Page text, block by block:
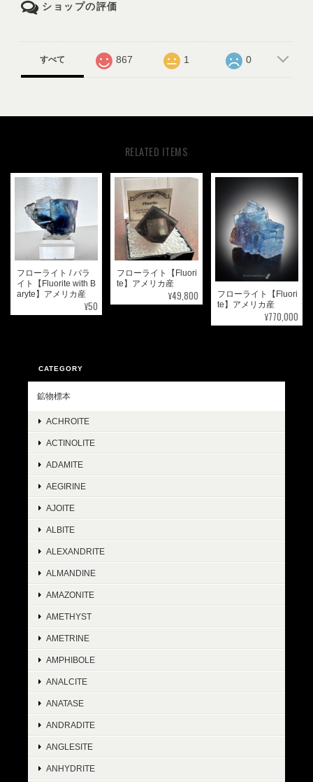
ショップの評価
すべて 867 1 0
RELATED ITEMS
フローライト / バラ
イト【Fluorite with B
aryte】アメリカ産
¥50
フローライト【Fluori
te】アメリカ産
¥49,800
フローライト【Fluori
te】アメリカ産
¥770,000
CATEGORY
鉱物標本
ACHROITE
ACTINOLITE
ADAMITE
AEGIRINE
AJOITE
ALBITE
ALEXANDRITE
ALMANDINE
AMAZONITE
AMETHYST
AMETRINE
AMPHIBOLE
ANALCITE
ANATASE
ANDRADITE
ANGLESITE
ANHYDRITE